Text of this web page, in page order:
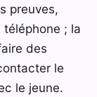
preuves,
téléphone ; la
des
le
le jeune.